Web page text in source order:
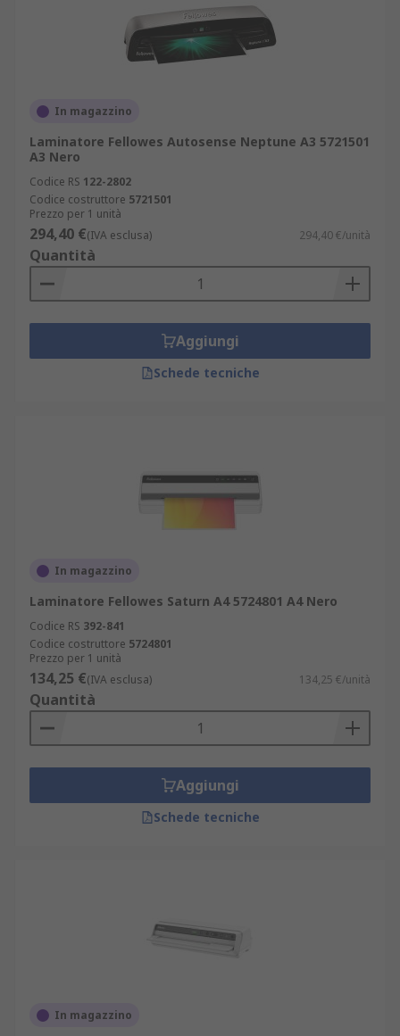
In magazzino
Laminatore Fellowes Autosense Neptune A3 5721501
A3 Nero
Codice RS 122-2802
Codice costruttore 5721501
Prezzo per 1 unità
294,40 €(IVA esclusa) 294,40 €/unità
Quantità
Aggiungi
Schede tecniche
In magazzino
Laminatore Fellowes Saturn A4 5724801 A4 Nero
Codice RS 392-841
Codice costruttore 5724801
Prezzo per 1 unità
134,25 €(IVA esclusa) 134,25 €/unità
Quantità
Aggiungi
Schede tecniche
In magazzino